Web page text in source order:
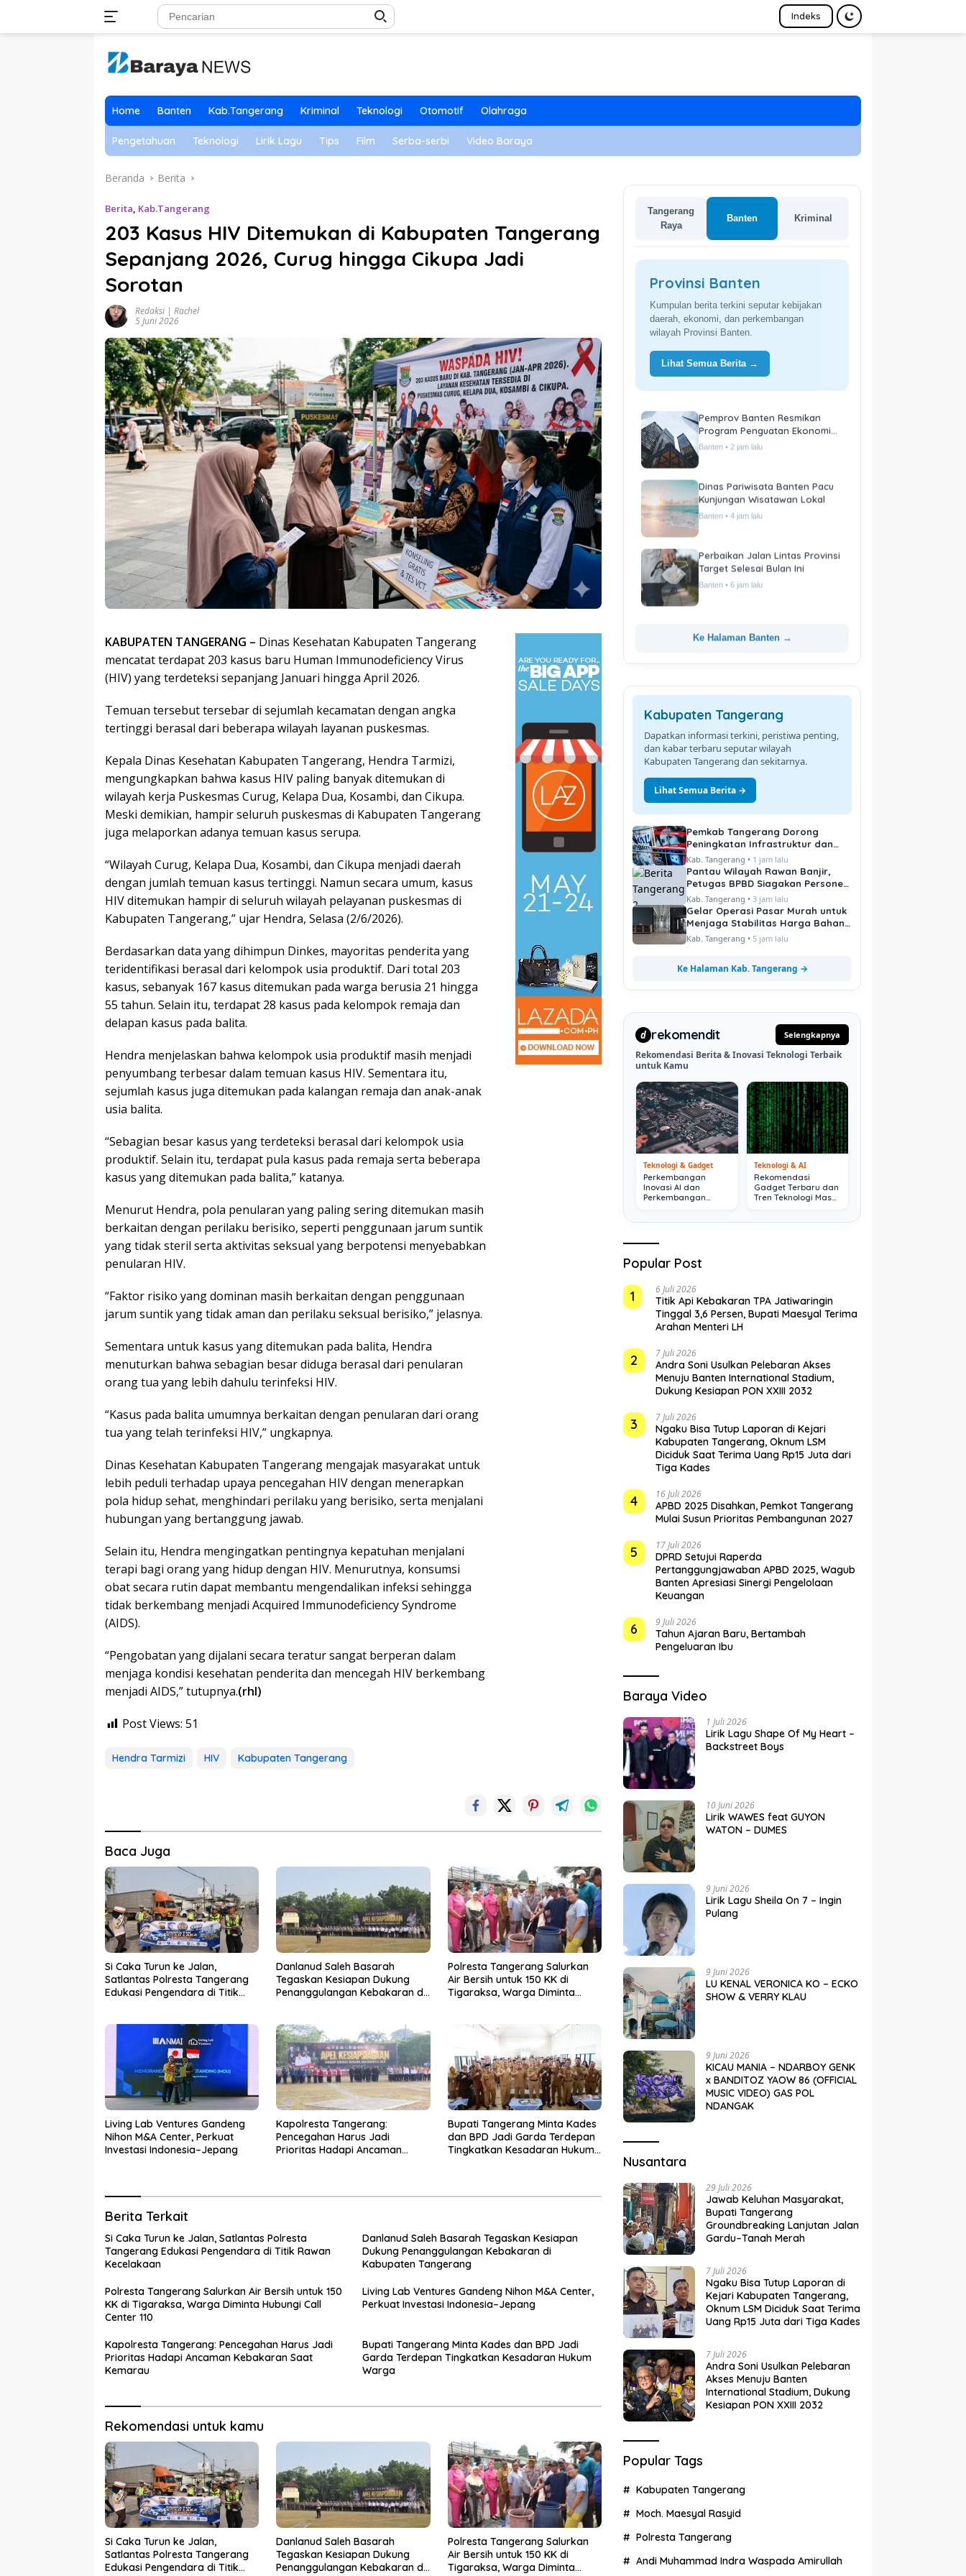
Indeks
Home Banten Kab.Tangerang Kriminal Teknologi Otomotif Olahraga
Pengetahuan Teknologi Lirik Lagu Tips Film Serba-serbi Video Baraya
Beranda Berita
Berita, Kab.Tangerang
203 Kasus HIV Ditemukan di Kabupaten Tangerang
Sepanjang 2026, Curug hingga Cikupa Jadi
Sorotan
Redaksi | Rachel
5 Juni 2026
KABUPATEN TANGERANG – Dinas Kesehatan Kabupaten Tangerang
mencatat terdapat 203 kasus baru Human Immunodeficiency Virus
(HIV) yang terdeteksi sepanjang Januari hingga April 2026.
Temuan tersebut tersebar di sejumlah kecamatan dengan angka
tertinggi berasal dari beberapa wilayah layanan puskesmas.
Kepala Dinas Kesehatan Kabupaten Tangerang, Hendra Tarmizi,
mengungkapkan bahwa kasus HIV paling banyak ditemukan di
wilayah kerja Puskesmas Curug, Kelapa Dua, Kosambi, dan Cikupa.
Meski demikian, hampir seluruh puskesmas di Kabupaten Tangerang
juga melaporkan adanya temuan kasus serupa.
“Wilayah Curug, Kelapa Dua, Kosambi, dan Cikupa menjadi daerah
dengan jumlah temuan kasus tertinggi. Namun secara umum, kasus
HIV ditemukan hampir di seluruh wilayah pelayanan puskesmas di
Kabupaten Tangerang,” ujar Hendra, Selasa (2/6/2026).
Berdasarkan data yang dihimpun Dinkes, mayoritas penderita yang
teridentifikasi berasal dari kelompok usia produktif. Dari total 203
kasus, sebanyak 167 kasus ditemukan pada warga berusia 21 hingga
55 tahun. Selain itu, terdapat 28 kasus pada kelompok remaja dan
delapan kasus pada balita.
Hendra menjelaskan bahwa kelompok usia produktif masih menjadi
penyumbang terbesar dalam temuan kasus HIV. Sementara itu,
sejumlah kasus juga ditemukan pada kalangan remaja dan anak-anak
usia balita.
“Sebagian besar kasus yang terdeteksi berasal dari kelompok usia
produktif. Selain itu, terdapat pula kasus pada remaja serta beberapa
kasus yang ditemukan pada balita,” katanya.
Menurut Hendra, pola penularan yang paling sering ditemukan masih
berkaitan dengan perilaku berisiko, seperti penggunaan jarum suntik
yang tidak steril serta aktivitas seksual yang berpotensi menyebabkan
penularan HIV.
“Faktor risiko yang dominan masih berkaitan dengan penggunaan
jarum suntik yang tidak aman dan perilaku seksual berisiko,” jelasnya.
Sementara untuk kasus yang ditemukan pada balita, Hendra
menuturkan bahwa sebagian besar diduga berasal dari penularan
orang tua yang lebih dahulu terinfeksi HIV.
“Kasus pada balita umumnya berkaitan dengan penularan dari orang
tua yang telah terinfeksi HIV,” ungkapnya.
Dinas Kesehatan Kabupaten Tangerang mengajak masyarakat untuk
lebih peduli terhadap upaya pencegahan HIV dengan menerapkan
pola hidup sehat, menghindari perilaku yang berisiko, serta menjalani
hubungan yang bertanggung jawab.
Selain itu, Hendra mengingatkan pentingnya kepatuhan menjalani
terapi bagi orang yang hidup dengan HIV. Menurutnya, konsumsi
obat secara rutin dapat membantu mengendalikan infeksi sehingga
tidak berkembang menjadi Acquired Immunodeficiency Syndrome
(AIDS).
“Pengobatan yang dijalani secara teratur sangat berperan dalam
menjaga kondisi kesehatan penderita dan mencegah HIV berkembang
menjadi AIDS,” tutupnya.(rhl)
Post Views: 51
Hendra Tarmizi HIV Kabupaten Tangerang
Baca Juga
Si Caka Turun ke Jalan,
Satlantas Polresta Tangerang
Edukasi Pengendara di Titik
Danlanud Saleh Basarah
Tegaskan Kesiapan Dukung
Penanggulangan Kebakaran di
Polresta Tangerang Salurkan
Air Bersih untuk 150 KK di
Tigaraksa, Warga Diminta
Living Lab Ventures Gandeng
Nihon M&A Center, Perkuat
Investasi Indonesia–Jepang
Kapolresta Tangerang:
Pencegahan Harus Jadi
Prioritas Hadapi Ancaman
Bupati Tangerang Minta Kades
dan BPD Jadi Garda Terdepan
Tingkatkan Kesadaran Hukum
Berita Terkait
Si Caka Turun ke Jalan, Satlantas Polresta
Tangerang Edukasi Pengendara di Titik Rawan
Kecelakaan
Danlanud Saleh Basarah Tegaskan Kesiapan
Dukung Penanggulangan Kebakaran di
Kabupaten Tangerang
Polresta Tangerang Salurkan Air Bersih untuk 150
KK di Tigaraksa, Warga Diminta Hubungi Call
Center 110
Living Lab Ventures Gandeng Nihon M&A Center,
Perkuat Investasi Indonesia–Jepang
Kapolresta Tangerang: Pencegahan Harus Jadi
Prioritas Hadapi Ancaman Kebakaran Saat
Kemarau
Bupati Tangerang Minta Kades dan BPD Jadi
Garda Terdepan Tingkatkan Kesadaran Hukum
Warga
Rekomendasi untuk kamu
Si Caka Turun ke Jalan,
Satlantas Polresta Tangerang
Edukasi Pengendara di Titik
Danlanud Saleh Basarah
Tegaskan Kesiapan Dukung
Penanggulangan Kebakaran di
Polresta Tangerang Salurkan
Air Bersih untuk 150 KK di
Tigaraksa, Warga Diminta
Tangerang
Raya
Banten Kriminal
Provinsi Banten
Kumpulan berita terkini seputar kebijakan
daerah, ekonomi, dan perkembangan
wilayah Provinsi Banten.
Lihat Semua Berita →
Pemprov Banten Resmikan
Program Penguatan Ekonomi
Daerah
Banten • 2 jam lalu
Dinas Pariwisata Banten Pacu
Kunjungan Wisatawan Lokal
Banten • 4 jam lalu
Perbaikan Jalan Lintas Provinsi
Target Selesai Bulan Ini
Banten • 6 jam lalu
Ke Halaman Banten →
Kabupaten Tangerang
Dapatkan informasi terkini, peristiwa penting,
dan kabar terbaru seputar wilayah
Kabupaten Tangerang dan sekitarnya.
Lihat Semua Berita →
Pemkab Tangerang Dorong
Peningkatan Infrastruktur dan
Pelayanan Publik
Kab. Tangerang • 1 jam lalu
Pantau Wilayah Rawan Banjir,
Petugas BPBD Siagakan Personel
di Titik Kritis
Kab. Tangerang •3 jam lalu
Gelar Operasi Pasar Murah untuk
Menjaga Stabilitas Harga Bahan
Pokok
Kab. Tangerang • 5 jam lalu
Ke Halaman Kab. Tangerang →
d rekomendit Selengkapnya
Rekomendasi Berita & Inovasi Teknologi Terbaik
untuk Kamu
Teknologi & Gadget
Perkembangan
Inovasi AI dan
Perkembangan
Teknologi & AI
Rekomendasi
Gadget Terbaru dan
Tren Teknologi Masa
Popular Post
1
6 Juli 2026
Titik Api Kebakaran TPA Jatiwaringin
Tinggal 3,6 Persen, Bupati Maesyal Terima
Arahan Menteri LH
2 7 Juli 2026
Andra Soni Usulkan Pelebaran Akses
Menuju Banten International Stadium,
Dukung Kesiapan PON XXIII 2032
3 7 Juli 2026
Ngaku Bisa Tutup Laporan di Kejari
Kabupaten Tangerang, Oknum LSM
Diciduk Saat Terima Uang Rp15 Juta dari
Tiga Kades
4 16 Juli 2026
APBD 2025 Disahkan, Pemkot Tangerang
Mulai Susun Prioritas Pembangunan 2027
5 17 Juli 2026
DPRD Setujui Raperda
Pertanggungjawaban APBD 2025, Wagub
Banten Apresiasi Sinergi Pengelolaan
Keuangan
6 9 Juli 2026
Tahun Ajaran Baru, Bertambah
Pengeluaran Ibu
Baraya Video
1 Juli 2026
Lirik Lagu Shape Of My Heart –
Backstreet Boys
10 Juni 2026
Lirik WAWES feat GUYON
WATON – DUMES
9 Juni 2026
Lirik Lagu Sheila On 7 – Ingin
Pulang
9 Juni 2026
LU KENAL VERONICA KO – ECKO
SHOW & VERRY KLAU
9 Juni 2026
KICAU MANIA – NDARBOY GENK
x BANDITOZ YAOW 86 (OFFICIAL
MUSIC VIDEO) GAS POL
NDANGAK
Nusantara
29 Juli 2026
Jawab Keluhan Masyarakat,
Bupati Tangerang
Groundbreaking Lanjutan Jalan
Gardu–Tanah Merah
7 Juli 2026
Ngaku Bisa Tutup Laporan di
Kejari Kabupaten Tangerang,
Oknum LSM Diciduk Saat Terima
Uang Rp15 Juta dari Tiga Kades
7 Juli 2026
Andra Soni Usulkan Pelebaran
Akses Menuju Banten
International Stadium, Dukung
Kesiapan PON XXIII 2032
Popular Tags
Kabupaten Tangerang
Moch. Maesyal Rasyid
Polresta Tangerang
Andi Muhammad Indra Waspada Amirullah